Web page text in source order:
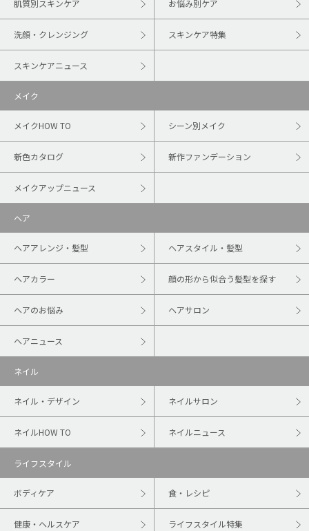
肌質別スキンケア お悩み別ケア
洗顔・クレンジング スキンケア特集
スキンケアニュース
メイク
メイクHOW TO シーン別メイク
新色カタログ 新作ファンデーション
メイクアップニュース
ヘア
ヘアアレンジ・髪型 ヘアスタイル・髪型
ヘアカラー 顔の形から似合う髪型を探す
ヘアのお悩み ヘアサロン
ヘアニュース
ネイル
ネイル・デザイン ネイルサロン
ネイルHOW TO ネイルニュース
ライフスタイル
ボディケア 食・レシピ
健康・ヘルスケア ライフスタイル特集